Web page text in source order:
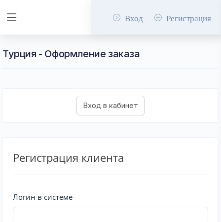
Вход Регистрация
Турция - Оформление заказа
Регистрация клиента
Логин в системе